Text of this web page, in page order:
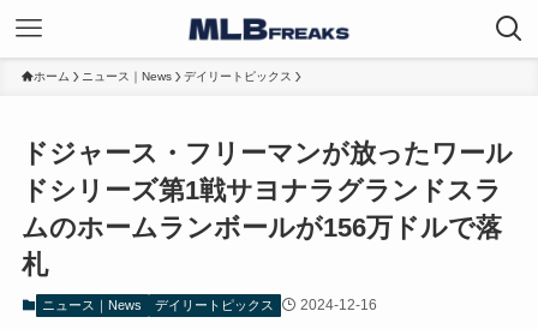
ホーム ニュース｜News デイリートピックス
ドジャース・フリーマンが放ったワール
ドシリーズ第1戦サヨナラグランドスラ
ムのホームランボールが156万ドルで落
札
ニュース｜News デイリートピックス 2024-12-16